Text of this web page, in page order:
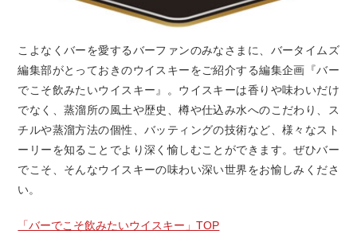
こよなくバーを愛するバーファンのみなさまに、バータイムズ
編集部がとっておきのウイスキーをご紹介する編集企画『バー
でこそ飲みたいウイスキー』。ウイスキーは香りや味わいだけ
でなく、蒸溜所の風土や歴史、樽や仕込み水へのこだわり、ス
チルや蒸溜方法の個性、バッティングの技術など、様々なスト
ーリーを知ることでより深く愉しむことができます。ぜひバー
でこそ、そんなウイスキーの味わい深い世界をお愉しみくださ
い。
「バーでこそ飲みたいウイスキー」TOP